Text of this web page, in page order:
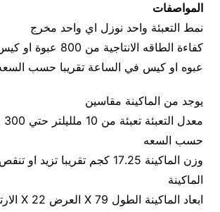
المواصفات
نمط التعبئة واحد نوزل اي واحد مخرج
عبوه او كيس في الساعة تقريبا حسب
يوجد من الماكينة مقاسين
حسب السعه
وزن الماكينة 17.25 كجم تقريبا
الماكينة
ابعاد الماكينة الطول 79 X العرض 22 X الارتفاع 78 سم